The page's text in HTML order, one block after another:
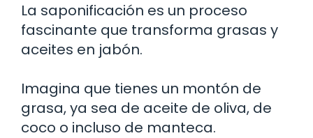
La saponificación es un proceso
fascinante que transforma grasas y
aceites en jabón.
Imagina que tienes un montón de
grasa, ya sea de aceite de oliva, de
coco o incluso de manteca.